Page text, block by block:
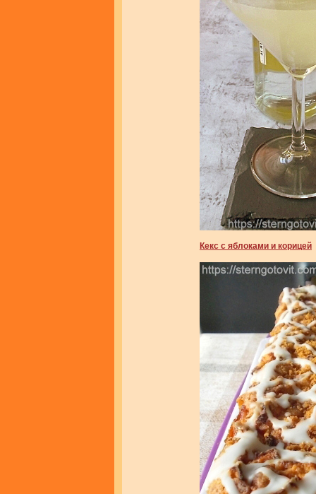
Кекс с яблоками и корицей